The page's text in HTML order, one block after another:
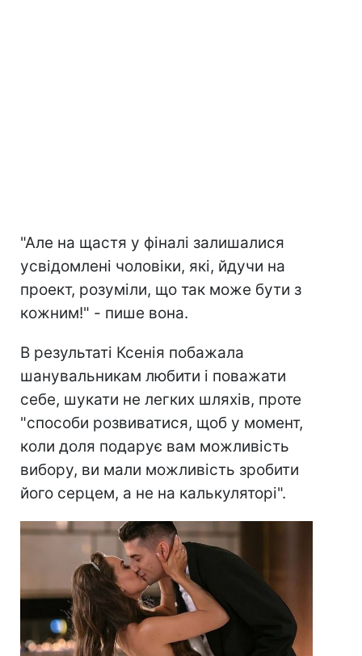
"Але на щастя у фіналі залишалися
усвідомлені чоловіки, які, йдучи на
проект, розуміли, що так може бути з
кожним!" - пише вона.
В результаті Ксенія побажала
шанувальникам любити і поважати
себе, шукати не легких шляхів, проте
"способи розвиватися, щоб у момент,
коли доля подарує вам можливість
вибору, ви мали можливість зробити
його серцем, а не на калькуляторі".